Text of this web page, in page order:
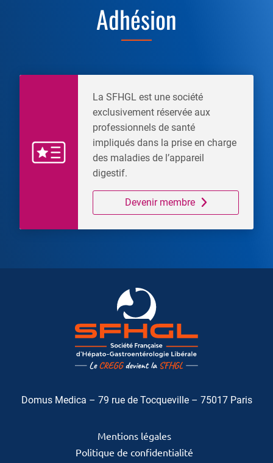
Adhésion
La SFHGL est une société
exclusivement réservée aux
professionnels de santé
impliqués dans la prise en charge
des maladies de l’appareil
digestif.
Devenir membre
Domus Medica – 79 rue de Tocqueville – 75017 Paris
Mentions légales
Politique de confidentialité